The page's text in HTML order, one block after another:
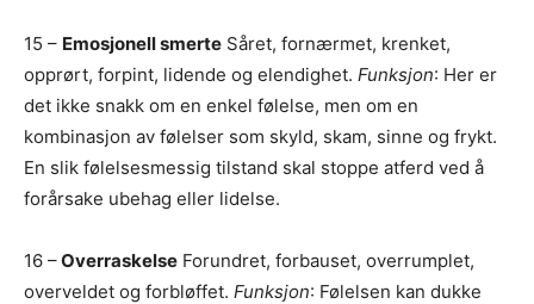
15 – Emosjonell smerte Såret, fornærmet, krenket,
opprørt, forpint, lidende og elendighet. Funksjon: Her er
det ikke snakk om en enkel følelse, men om en
kombinasjon av følelser som skyld, skam, sinne og frykt.
En slik følelsesmessig tilstand skal stoppe atferd ved å
forårsake ubehag eller lidelse.
16 –Overraskelse Forundret, forbauset, overrumplet,
overveldet og forbløffet. Funksjon: Følelsen kan dukke